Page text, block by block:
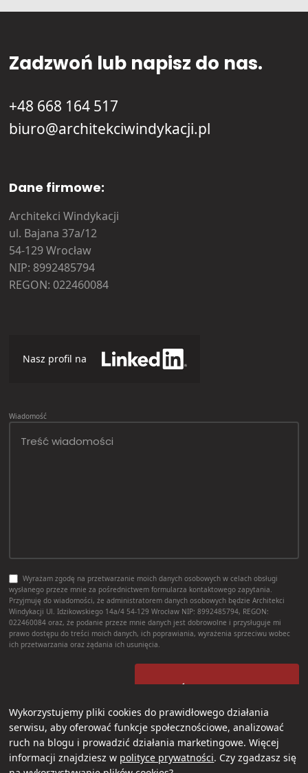
Zadzwoń lub napisz do nas.
+48 668 164 517
biuro@architekciwindykacji.pl
Dane firmowe:
Architekci Windykacji
ul. Bajana 37a/12
54-129 Wrocław
NIP: 8992485794
REGON: 022460084
Nasz profil na
Wiadomość
Wyrażam zgodę na przetwarzanie moich danych osobowych w celach obsługi
wysłanego przeze mnie za pośrednictwem formularza kontaktowego zapytania.
Przyjmuję do wiadomości, że administratorem danych osobowych będzie Architekci
Windykacji Ul. Idzikowskiego 14a/4 54-129 Wrocław NIP: 8992485794, REGON:
022460084 oraz, że podanie przeze mnie danych jest dobrowolne i przysługuje mi
prawo dostępu do treści moich danych, ich poprawiania, wyrażenia sprzeciwu wobec
ich przetwarzania oraz żądania ich usunięcia.
Wykorzystujemy pliki cookies do prawidłowego działania
serwisu, aby oferować funkcje społecznościowe, analizować
ruch na blogu i prowadzić działania marketingowe. Więcej
informacji znajdziesz w polityce prywatności. Czy zgadzasz się